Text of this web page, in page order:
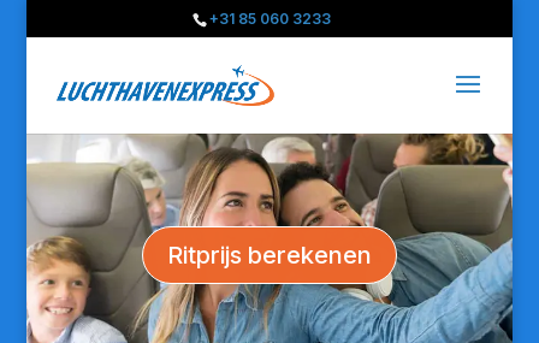
+31 85 060 3233
Ritprijs berekenen